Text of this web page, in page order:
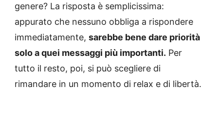
genere? La risposta è semplicissima:
appurato che nessuno obbliga a rispondere
immediatamente, sarebbe bene dare priorità
solo a quei messaggi più importanti. Per
tutto il resto, poi, si può scegliere di
rimandare in un momento di relax e di libertà.